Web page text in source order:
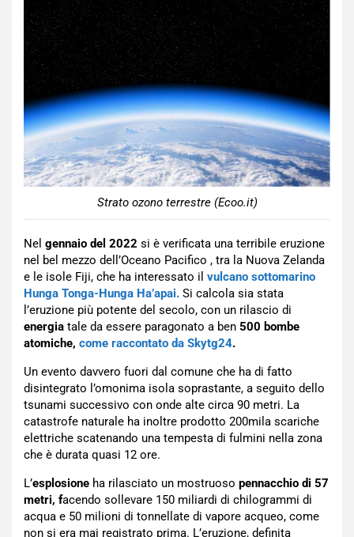
Strato ozono terrestre (Ecoo.it)
Nel gennaio del 2022 si è verificata una terribile eruzione
nel bel mezzo dell’Oceano Pacifico , tra la Nuova Zelanda
e le isole Fiji, che ha interessato il vulcano sottomarino
Hunga Tonga-Hunga Ha’apai. Si calcola sia stata
l’eruzione più potente del secolo, con un rilascio di
energia tale da essere paragonato a ben 500 bombe
atomiche, come raccontato da Skytg24.
Un evento davvero fuori dal comune che ha di fatto
disintegrato l’omonima isola soprastante, a seguito dello
tsunami successivo con onde alte circa 90 metri. La
catastrofe naturale ha inoltre prodotto 200mila scariche
elettriche scatenando una tempesta di fulmini nella zona
che è durata quasi 12 ore.
L’esplosione ha rilasciato un mostruoso pennacchio di 57
metri, facendo sollevare 150 miliardi di chilogrammi di
acqua e 50 milioni di tonnellate di vapore acqueo, come
non si era mai registrato prima. L’eruzione, definita